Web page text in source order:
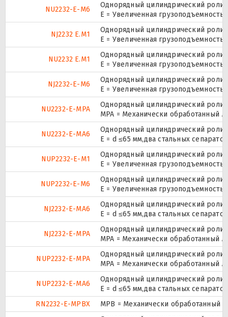
NU2232-E-M6
Однорядный цилиндрический
E = Увеличенная
NJ2232 E.M1
Однорядный цилиндрический
E = Увеличенная
NU2232 E.M1
Однорядный цилиндрический
E = Увеличенная
NJ2232-E-M6
Однорядный цилиндрический
E = Увеличенная
NU2232-E-MPA
Однорядный цилиндрический
MPA = Механически обработанный
NU2232-E-MA6
Однорядный цилиндрический
E = d ≤65 мм,два стальных
NUP2232-E-M1
Однорядный цилиндрический
E = Увеличенная
NUP2232-E-M6
Однорядный цилиндрический
E = Увеличенная
NJ2232-E-MA6
Однорядный цилиндрический
E = d ≤65 мм,два стальных
NJ2232-E-MPA
Однорядный цилиндрический
MPA = Механически обработанный
NUP2232-E-MPA
Однорядный цилиндрический
MPA = Механически обработанный
NUP2232-E-MA6
Однорядный цилиндрический
E = d ≤65 мм,два стальных
RN2232-E-MPBX
MPB = Механически обработанный